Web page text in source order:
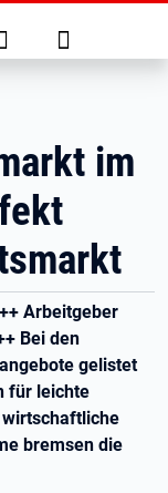
Anmelden
im
Arbeitgeber
Bei den
gelistet
für leichte
bremsen die